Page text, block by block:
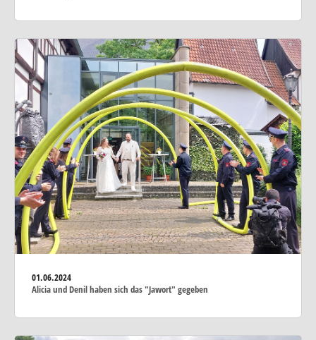
01.06.2024
Alicia und Denil haben sich das "Jawort" gegeben